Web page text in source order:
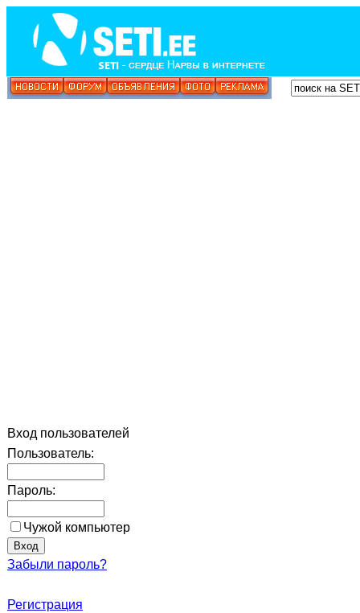
Вход пользователей
Пользователь:
Пароль:
Чужой компьютер
Забыли пароль?
Регистрация